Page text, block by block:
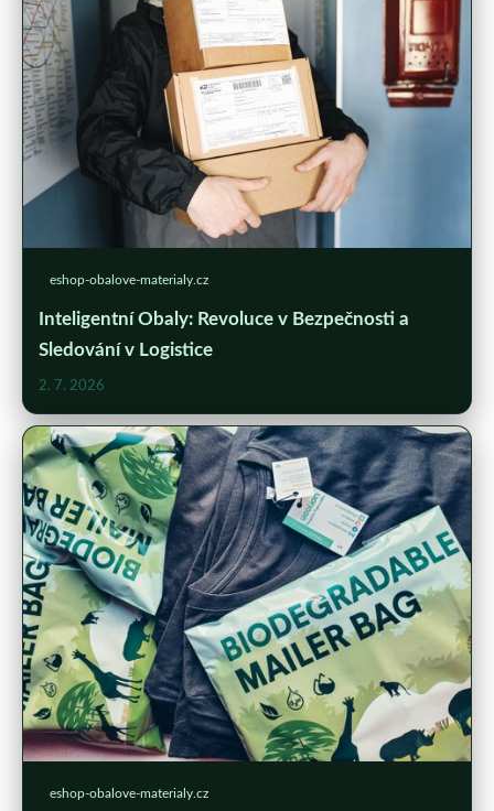
eshop-obalove-materialy.cz
Inteligentní Obaly: Revoluce v Bezpečnosti a
Sledování v Logistice
2. 7. 2026
eshop-obalove-materialy.cz